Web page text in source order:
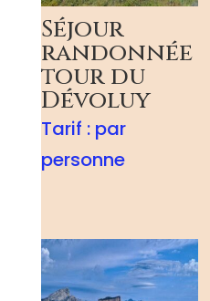
Séjour
randonnée
tour du
Dévoluy
Tarif : par
personne